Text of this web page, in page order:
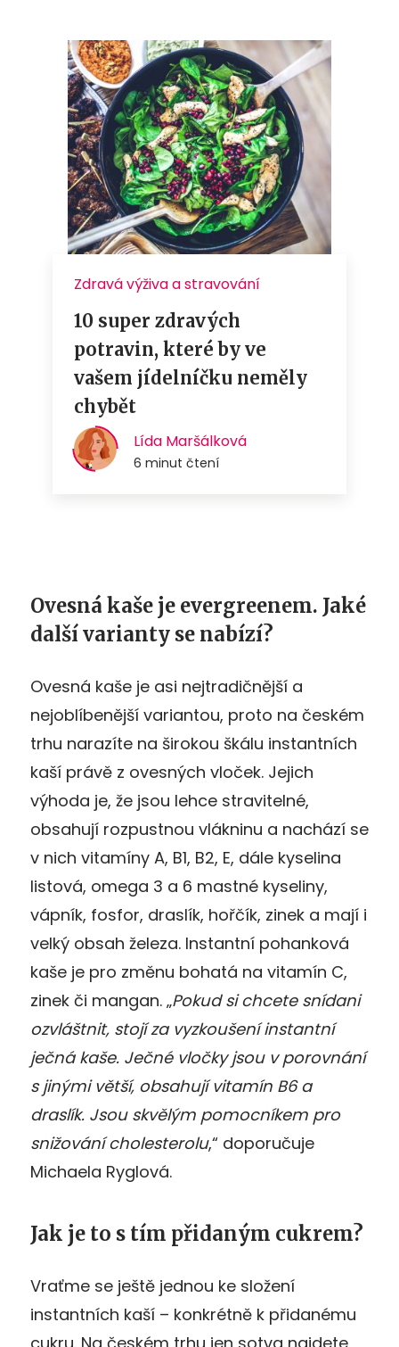
Ovesná kaše je evergreenem. Jaké
další varianty se nabízí?
Ovesná kaše je asi nejtradičnější a
nejoblíbenější variantou, proto na českém
trhu narazíte na širokou škálu instantních
kaší právě z ovesných vloček. Jejich
výhoda je, že jsou lehce stravitelné,
obsahují rozpustnou vlákninu a nachází se
v nich vitamíny A, B1, B2, E, dále kyselina
listová, omega 3 a 6 mastné kyseliny,
vápník, fosfor, draslík, hořčík, zinek a mají i
velký obsah železa. Instantní pohanková
kaše je pro změnu bohatá na vitamín C,
zinek či mangan. „Pokud si chcete snídani
ozvláštnit, stojí za vyzkoušení instantní
ječná kaše. Ječné vločky jsou v porovnání
s jinými větší, obsahují vitamín B6 a
draslík. Jsou skvělým pomocníkem pro
snižování cholesterolu,“ doporučuje
Michaela Ryglová.
Jak je to s tím přidaným cukrem?
Vraťme se ještě jednou ke složení
instantních kaší – konkrétně k přidanému